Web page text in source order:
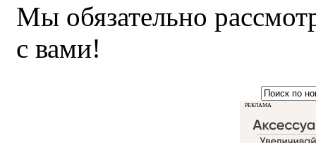
Мы обязательно
с вами!
РЕКЛАМА